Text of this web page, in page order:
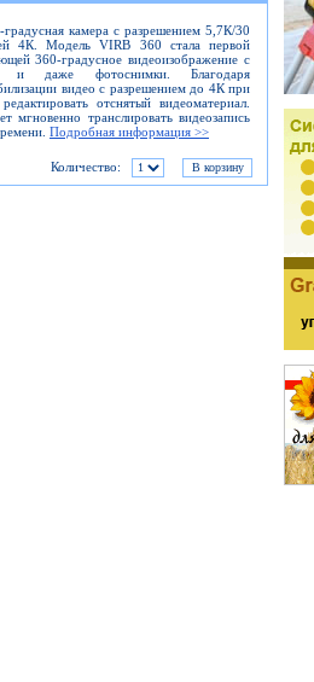
камера с разрешением 5,7К/30
4К. Модель VIRB 360 стала первой
360-градусное видеоизображение с
и даже фотоснимки. Благодаря
видео с разрешением до 4К при
отснятый видеоматериал.
мгновенно транслировать видеозапись
Подробная информация >>
Количество: